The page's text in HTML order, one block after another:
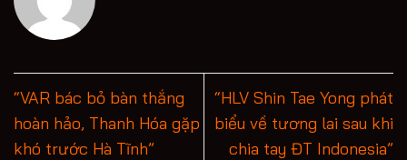
“VAR bác bỏ bàn thắng
hoàn hảo, Thanh Hóa gặp
khó trước Hà Tĩnh”
“HLV Shin Tae Yong phát
biểu về tương lai sau khi
chia tay ĐT Indonesia”